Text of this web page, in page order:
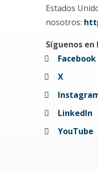
Estados
nosotros:
Síguenos en
Facebook
X
LinkedIn
YouTube